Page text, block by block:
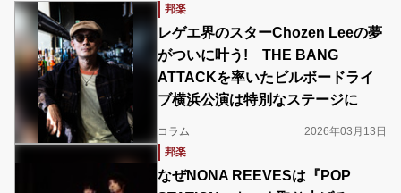
邦楽
レゲエ界のスターChozen Leeの夢
がついに叶う! THE BANG
ATTACKを率いたビルボードライ
ブ横浜公演は特別なステージに
コラム
2026年03月13日
邦楽
なぜNONA REEVESは『POP